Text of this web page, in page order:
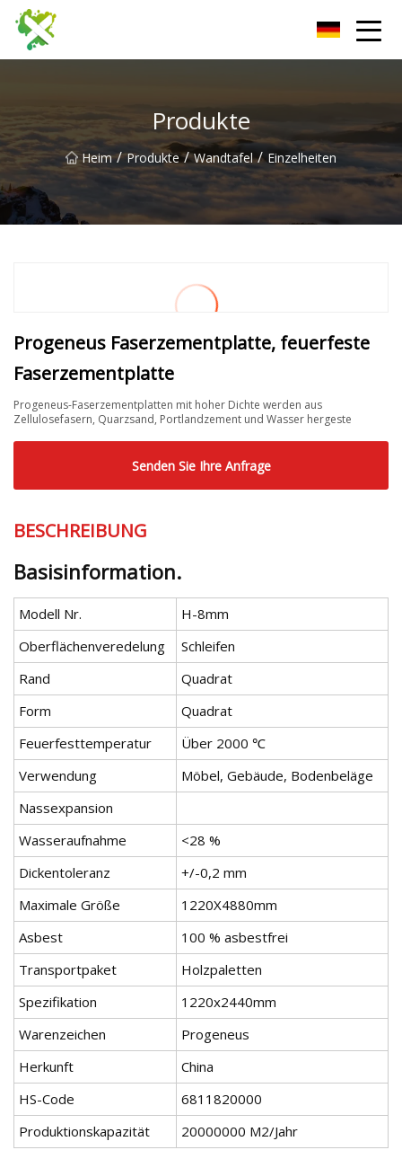
Produkte
Heim / Produkte / Wandtafel / Einzelheiten
Progeneus Faserzementplatte, feuerfeste
Faserzementplatte
Progeneus-Faserzementplatten mit hoher Dichte werden aus
Zellulosefasern, Quarzsand, Portlandzement und Wasser hergeste
Senden Sie Ihre Anfrage
BESCHREIBUNG
Basisinformation.
Modell Nr.
H-8mm
Oberflächenveredelung
Schleifen
Rand
Quadrat
Form
Quadrat
Feuerfesttemperatur
Über 2000 ℃
Verwendung
Möbel, Gebäude, Bodenbeläge
Nassexpansion
Wasseraufnahme
<28 %
Dickentoleranz
+/-0,2 mm
Maximale Größe
1220X4880mm
Asbest
100 % asbestfrei
Transportpaket
Holzpaletten
Spezifikation
1220x2440mm
Warenzeichen
Progeneus
Herkunft
China
HS-Code
6811820000
Produktionskapazität
20000000 M2/Jahr